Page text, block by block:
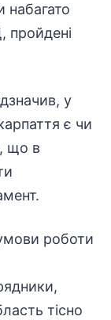
у
є чи
що в
роботи
тісно